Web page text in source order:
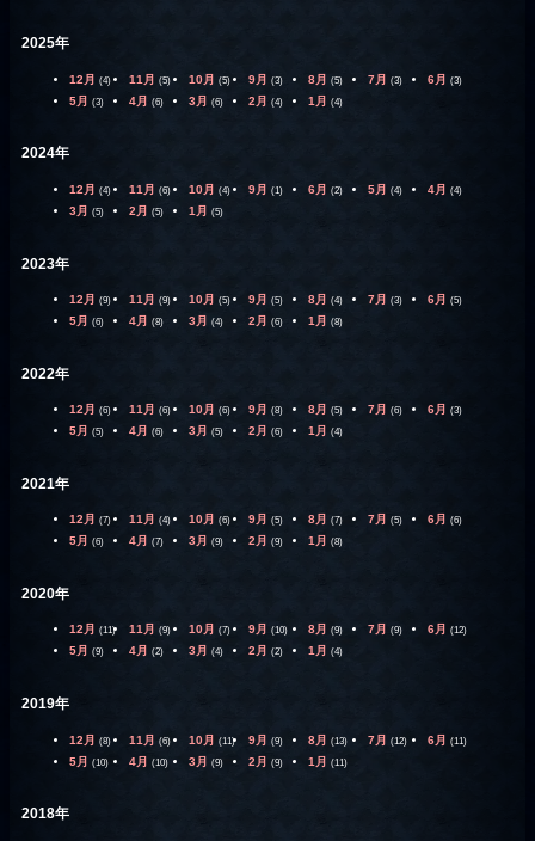
2025年
12月 (4) 11月 (5) 10月 (5) 9月 (3) 8月 (5) 7月 (3) 6月 (3)
5月 (3) 4月 (6) 3月 (6) 2月 (4) 1月 (4)
2024年
12月 (4) 11月 (6) 10月 (4) 9月 (1) 6月 (2) 5月 (4) 4月 (4)
3月 (5) 2月 (5) 1月 (5)
2023年
12月 (9) 11月 (9) 10月 (5) 9月 (5) 8月 (4) 7月 (3) 6月 (5)
5月 (6) 4月 (8) 3月 (4) 2月 (6) 1月 (8)
2022年
12月 (6) 11月 (6) 10月 (6) 9月 (8) 8月 (5) 7月 (6) 6月 (3)
5月 (5) 4月 (6) 3月 (5) 2月 (6) 1月 (4)
2021年
12月 (7) 11月 (4) 10月 (6) 9月 (5) 8月 (7) 7月 (5) 6月 (6)
5月 (6) 4月 (7) 3月 (9) 2月 (9) 1月 (8)
2020年
12月 (11) 11月 (9) 10月 (7) 9月 (10) 8月 (9) 7月 (9) 6月 (12)
5月 (9) 4月 (2) 3月 (4) 2月 (2) 1月 (4)
2019年
12月 (8) 11月 (6) 10月 (11) 9月 (9) 8月 (13) 7月 (12) 6月 (11)
5月 (10) 4月 (10) 3月 (9) 2月 (9) 1月 (11)
2018年